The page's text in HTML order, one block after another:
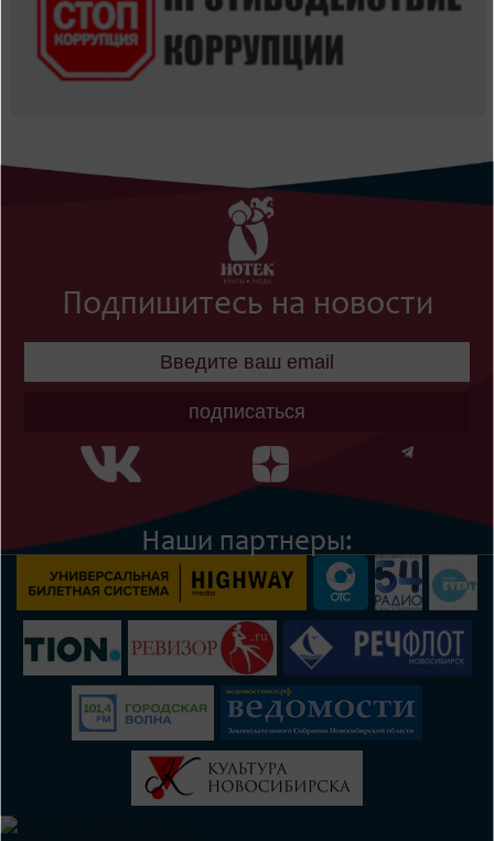
Подпишитесь на новости
подписаться
Наши партнеры: